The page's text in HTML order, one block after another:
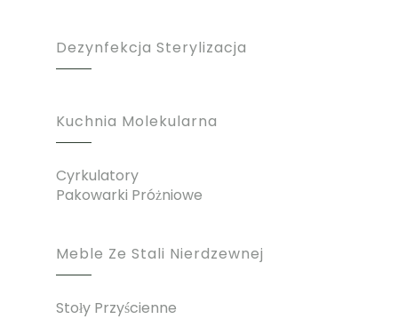
Dezynfekcja Sterylizacja
Kuchnia Molekularna
Cyrkulatory
Pakowarki Próżniowe
Meble Ze Stali Nierdzewnej
Stoły Przyścienne